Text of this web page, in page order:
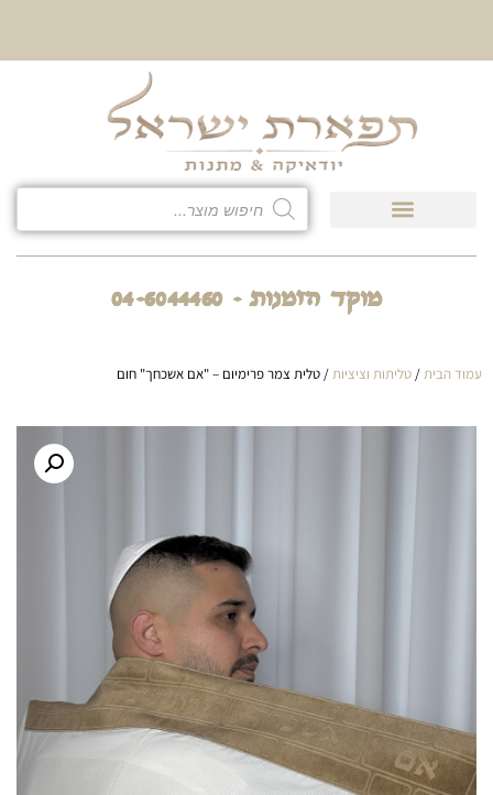
מוקד הזמנות - 04-6044460
עמוד הבית/ טליתות וציציות/ טלית צמר פרימיום – "אם אשכחך" חום